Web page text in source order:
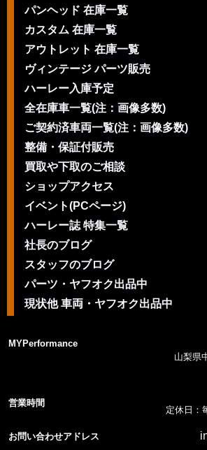
パンヘッド 在庫一覧
カスタム 在庫一覧
アウトレット 在庫一覧
ヴィンテージ パーツ販売
ハーレー入庫予定
全在庫車一覧(注：画像多数)
ご契約済車両一覧(注：画像多数)
整備・保証付販売
買取や下取のご相談
ショップアクセス
イベント(PCページ)
ハーレー誌 特集一覧
社長のブログ
スタッフのブログ
パーツ・ヤフオク出品中
現状他 車両・ヤフオク出品中
MYPerformance
山梨県
営業時間
定休日：
お問い合わせアドレス